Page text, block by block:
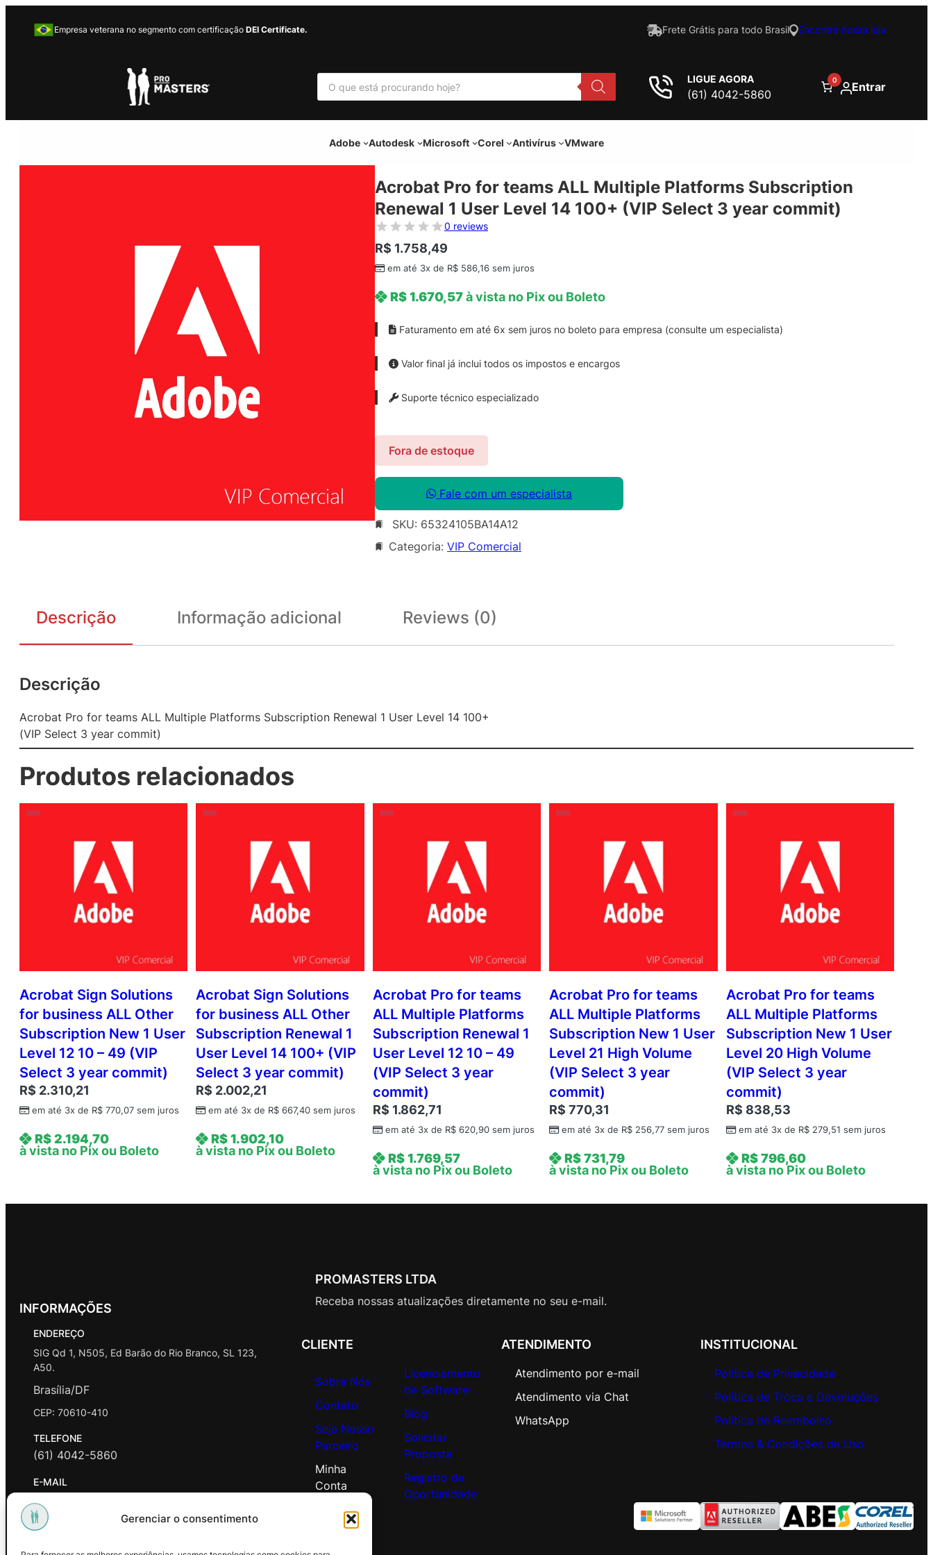
Gerenciar o consentimento
Empresa veterana no segmento com certificação DEI Certificate. Frete Grátis para todo Brasil Encontre nossa loja
P
s
u
r
LIGUE AGORA
(61) 4042-5860
0 Entrar
Adobe Autodesk Microsoft Corel Antivírus VMware
Acrobat Pro for teams ALL Multiple Platforms Subscription
Renewal 1 User Level 14 100+ (VIP Select 3 year commit)
0 reviews
R$ 1.758,49
em até 3x de R$ 586,16 sem juros
R$1.670,57à vista no Pix ou Boleto
Faturamento em até 6x sem juros no boleto para empresa (consulte um especialista)
Valor final já inclui todos os impostos e encargos
Suporte técnico especializado
Fora de estoque
Fale com um especialista
SKU: 65324105BA14A12
Categoria: VIP Comercial
Descrição Informação adicional Reviews (0)
Descrição
Acrobat Pro for teams ALL Multiple Platforms Subscription Renewal 1 User Level 14 100+
(VIP Select 3 year commit)
Produtos relacionados
Acrobat Sign Solutions
for business ALL Other
Subscription New 1 User
Level 12 10 – 49 (VIP
Select 3 year commit)
R$ 2.310,21
em até 3x de R$ 770,07 sem juros
R$2.194,70
à vista no Pix ou Boleto
Acrobat Sign Solutions
for business ALL Other
Subscription Renewal 1
User Level 14 100+ (VIP
Select 3 year commit)
R$ 2.002,21
em até 3x de R$ 667,40 sem juros
R$1.902,10
à vista no Pix ou Boleto
Acrobat Pro for teams
ALL Multiple Platforms
Subscription Renewal 1
User Level 12 10 – 49
(VIP Select 3 year
commit)
R$ 1.862,71
em até 3x de R$620,90sem juros
R$1.769,57
à vista no Pix ou Boleto
Acrobat Pro for teams
ALL Multiple Platforms
Subscription New 1 User
Level 21 High Volume
(VIP Select 3 year
commit)
R$ 770,31
em até 3x de R$ 256,77 sem juros
R$731,79
à vista no Pix ou Boleto
Acrobat Pro for teams
ALL Multiple Platforms
Subscription New 1 User
Level 20 High Volume
(VIP Select 3 year
commit)
R$ 838,53
em até 3x de R$279,51 sem juros
R$796,60
à vista no Pix ou Boleto
INFORMAÇÕES
ENDEREÇO
SIG Qd 1, N505, Ed Barão do Rio Branco, SL 123,
A50.
Brasília/DF
CEP: 70610-410
TELEFONE
(61) 4042-5860
E-MAIL
contato@promasters.net.br
HORÁRIO DE ATENDIMENTO
PROMASTERS LTDA
Receba nossas atualizações diretamente no seu e-mail.
CLIENTE
Sobre Nós
Contato
Seja Nosso
Parceiro
Minha
Conta
Licenciamento
de Software
Blog
Solicitar
Proposta
Registro de
Oportunidade
ATENDIMENTO
Atendimento por e-mail
Atendimento via Chat
WhatsApp
INSTITUCIONAL
Política de Privacidade
Política de Troca e Devoluções
Política de Reembolso
Termos & Condições de Uso